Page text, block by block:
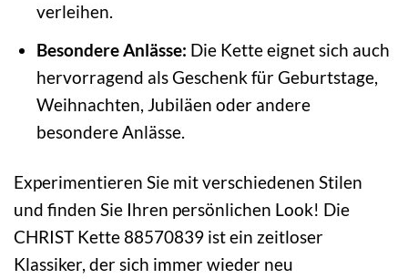
verleihen.
Besondere Anlässe: Die Kette eignet sich auch
hervorragend als Geschenk für Geburtstage,
Weihnachten, Jubiläen oder andere
besondere Anlässe.
Experimentieren Sie mit verschiedenen Stilen
und finden Sie Ihren persönlichen Look! Die
CHRIST Kette 88570839 ist ein zeitloser
Klassiker, der sich immer wieder neu